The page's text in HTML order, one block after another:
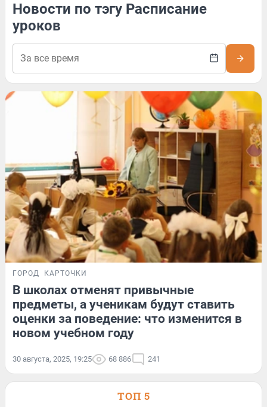
Новости по тэгу Расписание
уроков
ГОРОД КАРТОЧКИ
В школах отменят привычные
предметы, а ученикам будут ставить
оценки за поведение: что изменится в
новом учебном году
30 августа, 2025, 19:25 68 886 241
ТОП 5